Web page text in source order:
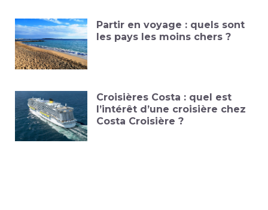
Partir en voyage : quels sont
les pays les moins chers ?
Croisières Costa : quel est
l’intérêt d’une croisière chez
Costa Croisière ?